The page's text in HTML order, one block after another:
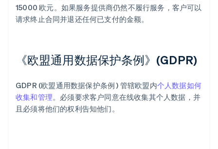
15000 欧元。如果服务提供商仍然不履行服务，客户可以
请求终止合同并退还任何已支付的金额。
《欧盟通用数据保护条例》(GDPR)
GDPR (欧盟通用数据保护条例 ) 管辖欧盟内个人数据如何
收集和管理。必须要求客户同意在线收集其个人数据，并
且必须将他们的权利告知他们。